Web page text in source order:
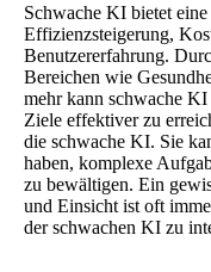
Schwache KI bietet
Effizienzsteigerung,
Benutzererfahrung.
Bereichen wie
mehr kann schwache
Ziele effektiver zu
die schwache KI. Sie
haben, komplexe
zu bewältigen. Ein
und Einsicht ist oft
der schwachen KI zu